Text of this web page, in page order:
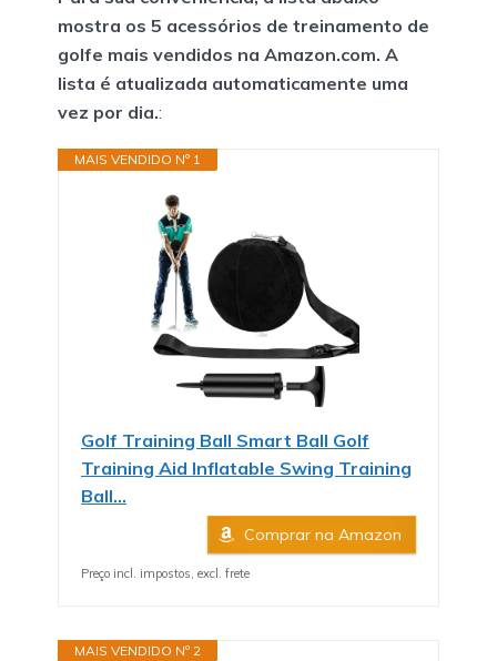
mostra os 5 acessórios de treinamento de
golfe mais vendidos na Amazon.com. A
lista é atualizada automaticamente uma
vez por dia.:
MAIS VENDIDO Nº 1
Golf Training Ball Smart Ball Golf
Training Aid Inflatable Swing Training
Ball...
Comprar na Amazon
Preço incl. impostos, excl. frete
MAIS VENDIDO Nº 2